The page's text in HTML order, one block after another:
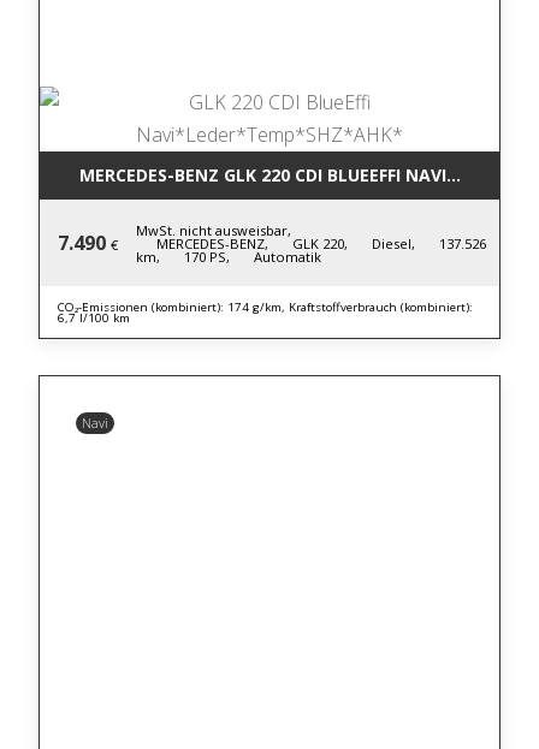
MERCEDES-BENZ GLK 220 CDI
7.490 €
MwSt. nicht ausweisbar,
MERCEDES-BENZ, GLK 220, Diesel, 137.526
km, 170 PS, Automatik
CO₂-Emissionen (kombiniert): 174 g/km, Kraftstoffverbrauch (kombiniert):
6,7 l/100 km
Navi